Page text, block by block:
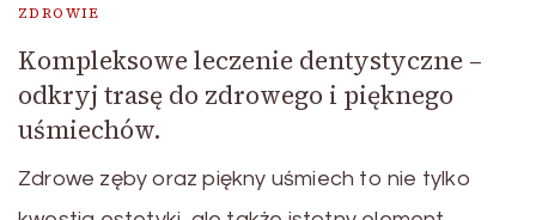
ZDROWIE
Kompleksowe leczenie dentystyczne –
odkryj trasę do zdrowego i pięknego
uśmiechów.
Zdrowe zęby oraz piękny uśmiech to nie tylko